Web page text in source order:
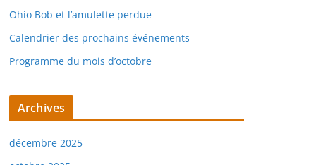
Ohio Bob et l’amulette perdue
Calendrier des prochains événements
Programme du mois d’octobre
Archives
décembre 2025